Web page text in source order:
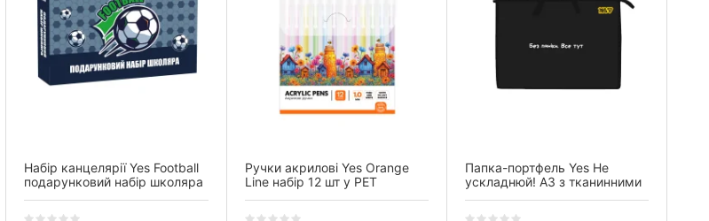
Набір канцелярії Yes Football
подарунковий набір школяра
Ручки акрилові Yes Orange
Line набір 12 шт у PET
Папка-портфель Yes Не
ускладнюй! А3 з тканинними